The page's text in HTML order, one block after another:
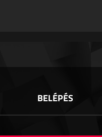
BELÉPÉS